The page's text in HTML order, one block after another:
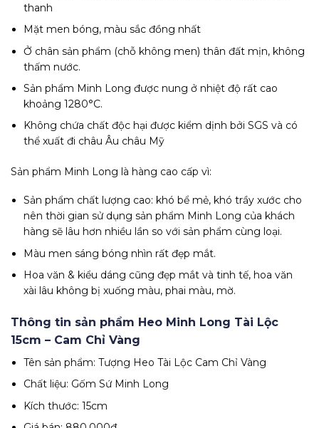
thanh
Mặt men bóng, màu sắc đồng nhất
Ở chân sản phẩm (chỗ không men) thân đất mịn, không
thấm nước.
Sản phẩm Minh Long được nung ở nhiệt độ rất cao
khoảng 1280°C.
Không chứa chất độc hại được kiểm dịnh bởi SGS và có
thể xuất đi châu Âu châu Mỹ
Sản phẩm Minh Long là hàng cao cấp vì:
Sản phẩm chất lượng cao: khó bể mẻ, khó trầy xước cho
nên thời gian sử dụng sản phẩm Minh Long của khách
hàng sẽ lâu hơn nhiều lần so với sản phẩm cùng loại.
Màu men sáng bóng nhìn rất đẹp mắt.
Hoa văn & kiểu dáng cũng đẹp mắt và tinh tế, hoa văn
xài lâu không bị xuống màu, phai màu, mờ.
Thông tin sản phẩm Heo Minh Long Tài Lộc
15cm – Cam Chỉ Vàng
Tên sản phẩm: Tượng Heo Tài Lộc Cam Chỉ Vàng
Chất liệu: Gốm Sứ Minh Long
Kích thước: 15cm